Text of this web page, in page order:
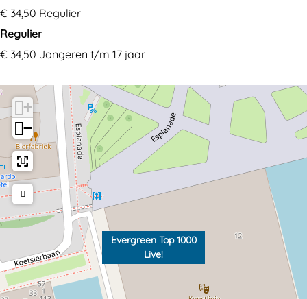
€ 34,50 Regulier
Regulier
€ 34,50 Jongeren t/m 17 jaar
Evergreen Top 1000
Live!
+
−